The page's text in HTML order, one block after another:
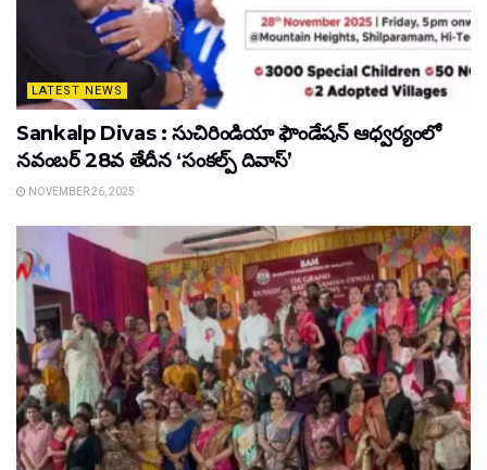
LATEST NEWS
Sankalp Divas : సుచిరిండియా ఫౌండేషన్ ఆధ్వర్యంలో
నవంబర్ 28వ తేదీన ‘సంకల్ప్ దివాస్’
NOVEMBER 26, 2025